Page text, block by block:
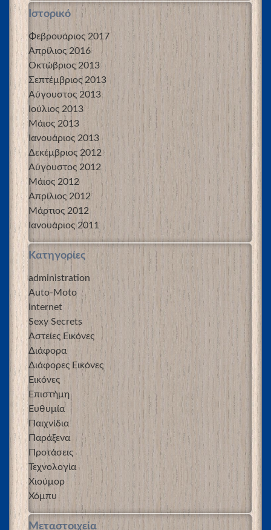
Ιστορικό
Φεβρουάριος 2017
Απρίλιος 2016
Οκτώβριος 2013
Σεπτέμβριος 2013
Αύγουστος 2013
Ιούλιος 2013
Μάιος 2013
Ιανουάριος 2013
Δεκέμβριος 2012
Αύγουστος 2012
Μάιος 2012
Απρίλιος 2012
Μάρτιος 2012
Ιανουάριος 2011
Kατηγορίες
administration
Auto-Moto
Internet
Sexy Secrets
Αστείες Εικόνες
Διάφορα
Διάφορες Εικόνες
Εικόνες
Επιστήμη
Ευθυμία
Παιχνίδια
Παράξενα
Προτάσεις
Τεχνολογία
Χιούμορ
Χόμπυ
Μεταστοιχεία